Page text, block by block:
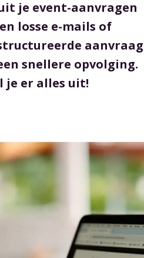
je event-aanvragen
losse e-mails of
snellere opvolging.
je er alles uit!